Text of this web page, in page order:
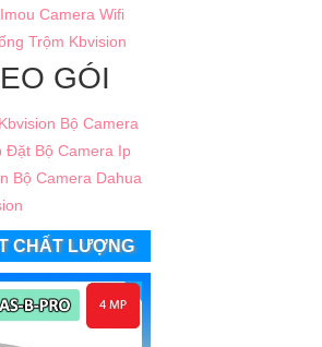
Camera Wifi
Trộm Kbvision
GÓI
Bộ Camera
Đặt Bộ Camera Ip
Bộ Camera Dahua
CHẤT LƯỢNG